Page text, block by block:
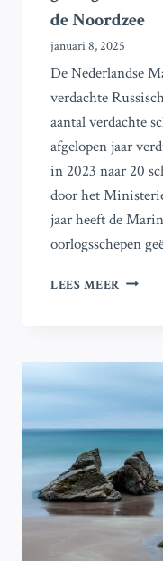
de Noordzee
januari 8, 2025
De Nederlandse
verdachte
aantal verdachte
afgelopen jaar
in 2023 naar 20
door het
jaar heeft de
oorlogsschepen
LEES MEER
IN
DE